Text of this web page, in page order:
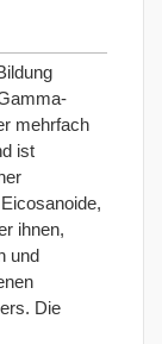
mehrfach
ist
ihnen,
und
Die